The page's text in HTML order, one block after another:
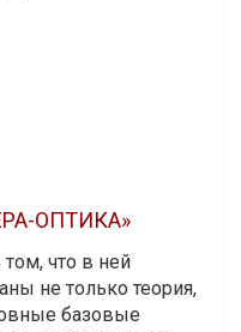
ОПТИКА»
что в ней
не только теория,
базовые